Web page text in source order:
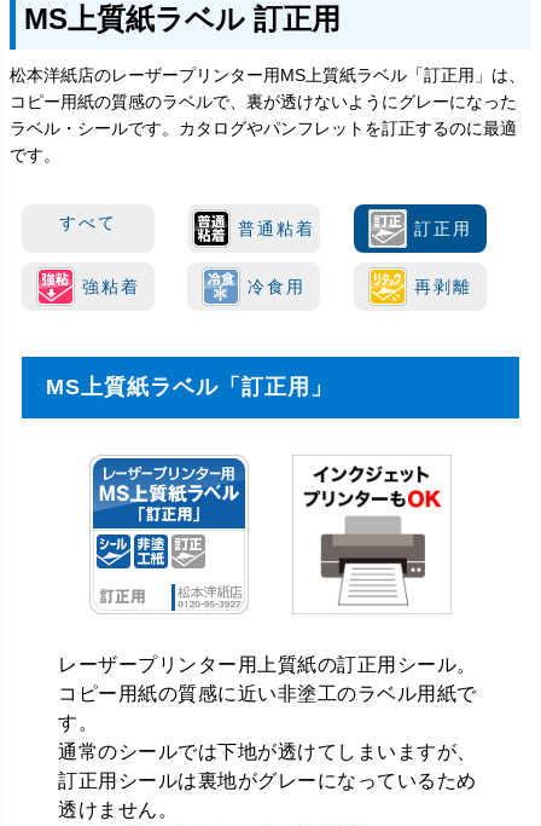
MS上質紙ラベル 訂正用
松本洋紙店のレーザープリンター用MS上質紙ラベル「訂正用」は、
コピー用紙の質感のラベルで、裏が透けないようにグレーになった
ラベル・シールです。カタログやパンフレットを訂正するのに最適
です。
すべて 普通粘着 訂正用
強粘着 冷食用 再剥離
MS上質紙ラベル「訂正用」
レーザープリンター用上質紙の訂正用シール。
コピー用紙の質感に近い非塗工のラベル用紙で
す。
通常のシールでは下地が透けてしまいますが、
訂正用シールは裏地がグレーになっているため
透けません。